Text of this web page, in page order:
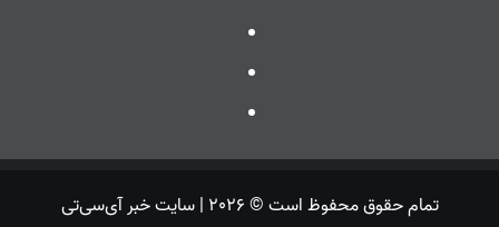
تمام حقوق محفوظ است © 2026 | سایت خبر آی‌سی‌تی